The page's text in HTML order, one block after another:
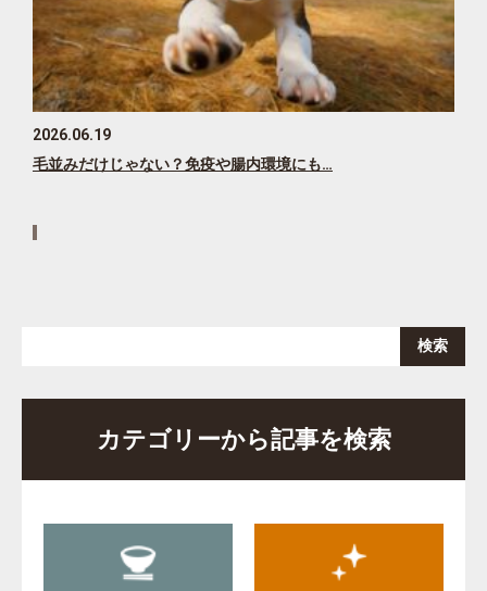
2026.06.19
毛並みだけじゃない？免疫や腸内環境にも…
カテゴリーから記事を検索